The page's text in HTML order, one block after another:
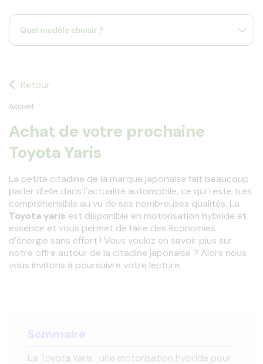
Quel modèle choisir ?
Retour
Accueil
Achat de votre prochaine
Toyota Yaris
La petite citadine de la marque japonaise fait beaucoup
parler d’elle dans l'actualité automobile, ce qui reste très
Toyota yaris est disponible en motorisation hybride et
essence et vous permet de faire des économies
d’énergie sans effort ! Vous voulez en savoir plus sur
notre offre autour de la citadine japonaise ? Alors nous
Sommaire
La Toyota Yaris : une motorisation hybride pour